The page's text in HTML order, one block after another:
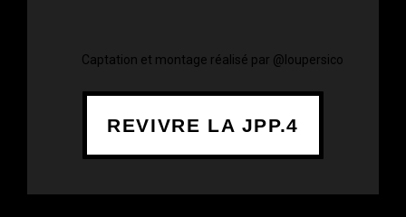
Captation et montage réalisé par @loupersico
REVIVRE LA JPP.4